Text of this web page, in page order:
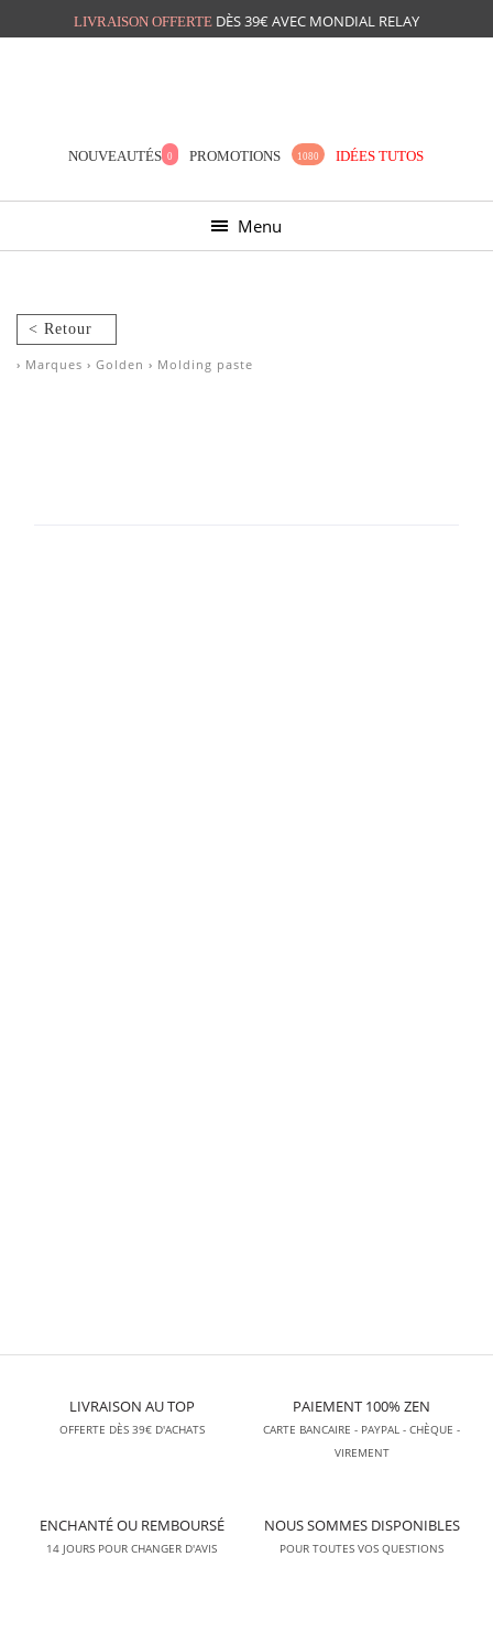
LIVRAISON OFFERTE DÈS 39€ AVEC MONDIAL RELAY
NOUVEAUTÉS 0 PROMOTIONS 1080 IDÉES TUTOS
Menu
< Retour
› Marques › Golden › Molding paste
LIVRAISON AU TOP
OFFERTE DÈS 39€ D'ACHATS
PAIEMENT 100% ZEN
CARTE BANCAIRE - PAYPAL - CHÈQUE -
VIREMENT
ENCHANTÉ OU REMBOURSÉ
14 JOURS POUR CHANGER D'AVIS
NOUS SOMMES DISPONIBLES
POUR TOUTES VOS QUESTIONS